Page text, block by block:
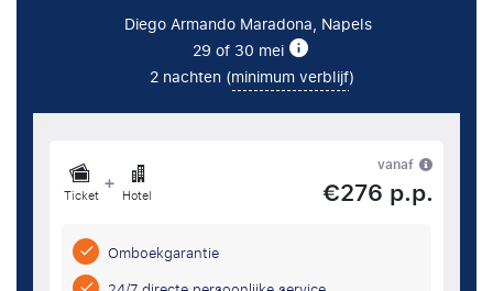
Diego Armando Maradona, Napels
29 of 30 mei
2 nachten (minimum verblijf)
Ticket + Hotel
vanaf
€276 p.p.
Omboekgarantie